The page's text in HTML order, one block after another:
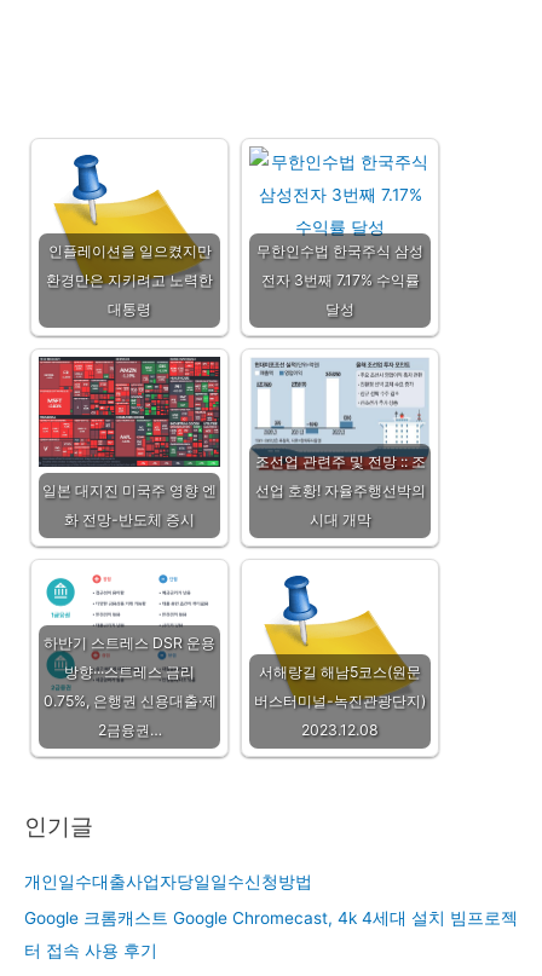
인플레이션을 일으켰지만
환경만은 지키려고 노력한
대통령
무한인수법 한국주식 삼성
전자 3번째 7.17% 수익률
달성
일본 대지진 미국주 영향 엔
화 전망-반도체 증시
조선업 관련주 및 전망 :: 조
선업 호황! 자율주행선박의
시대 개막
하반기 스트레스 DSR 운용
방향···스트레스 금리
0.75%, 은행권 신용대출·제
2금융권…
서해랑길 해남5코스(원문
버스터미널-녹진관광단지)
2023.12.08
인기글
개인일수대출사업자당일일수신청방법
Google 크롬캐스트 Google Chromecast, 4k 4세대 설치 빔프로젝
터 접속 사용 후기